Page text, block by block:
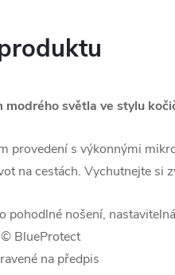
světla ve stylu
provedení s výkonnými
na cestách. Vychutnejte si
pohodlné nošení,
BlueProtect
na předpis